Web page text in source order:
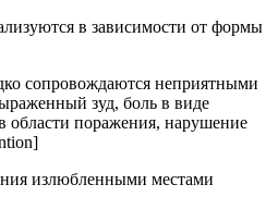
в зависимости от формы
сопровождаются неприятными
зуд, боль в виде
поражения, нарушение
излюбленными местами